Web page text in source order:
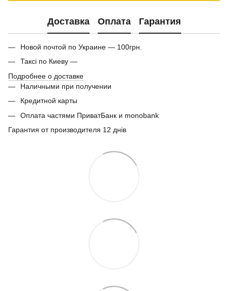
Доставка Оплата Гарантия
Новой почтой по Украине — 100грн.
Таксі по Киеву —
Подробнее о доставке
Наличными при получении
Кредитной карты
Оплата частями ПриватБанк и monobank
Гарантия от производителя 12 днів